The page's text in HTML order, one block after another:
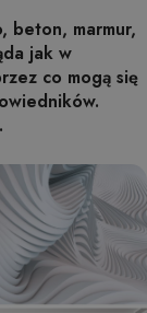
beton, marmur,
jak w
co mogą się